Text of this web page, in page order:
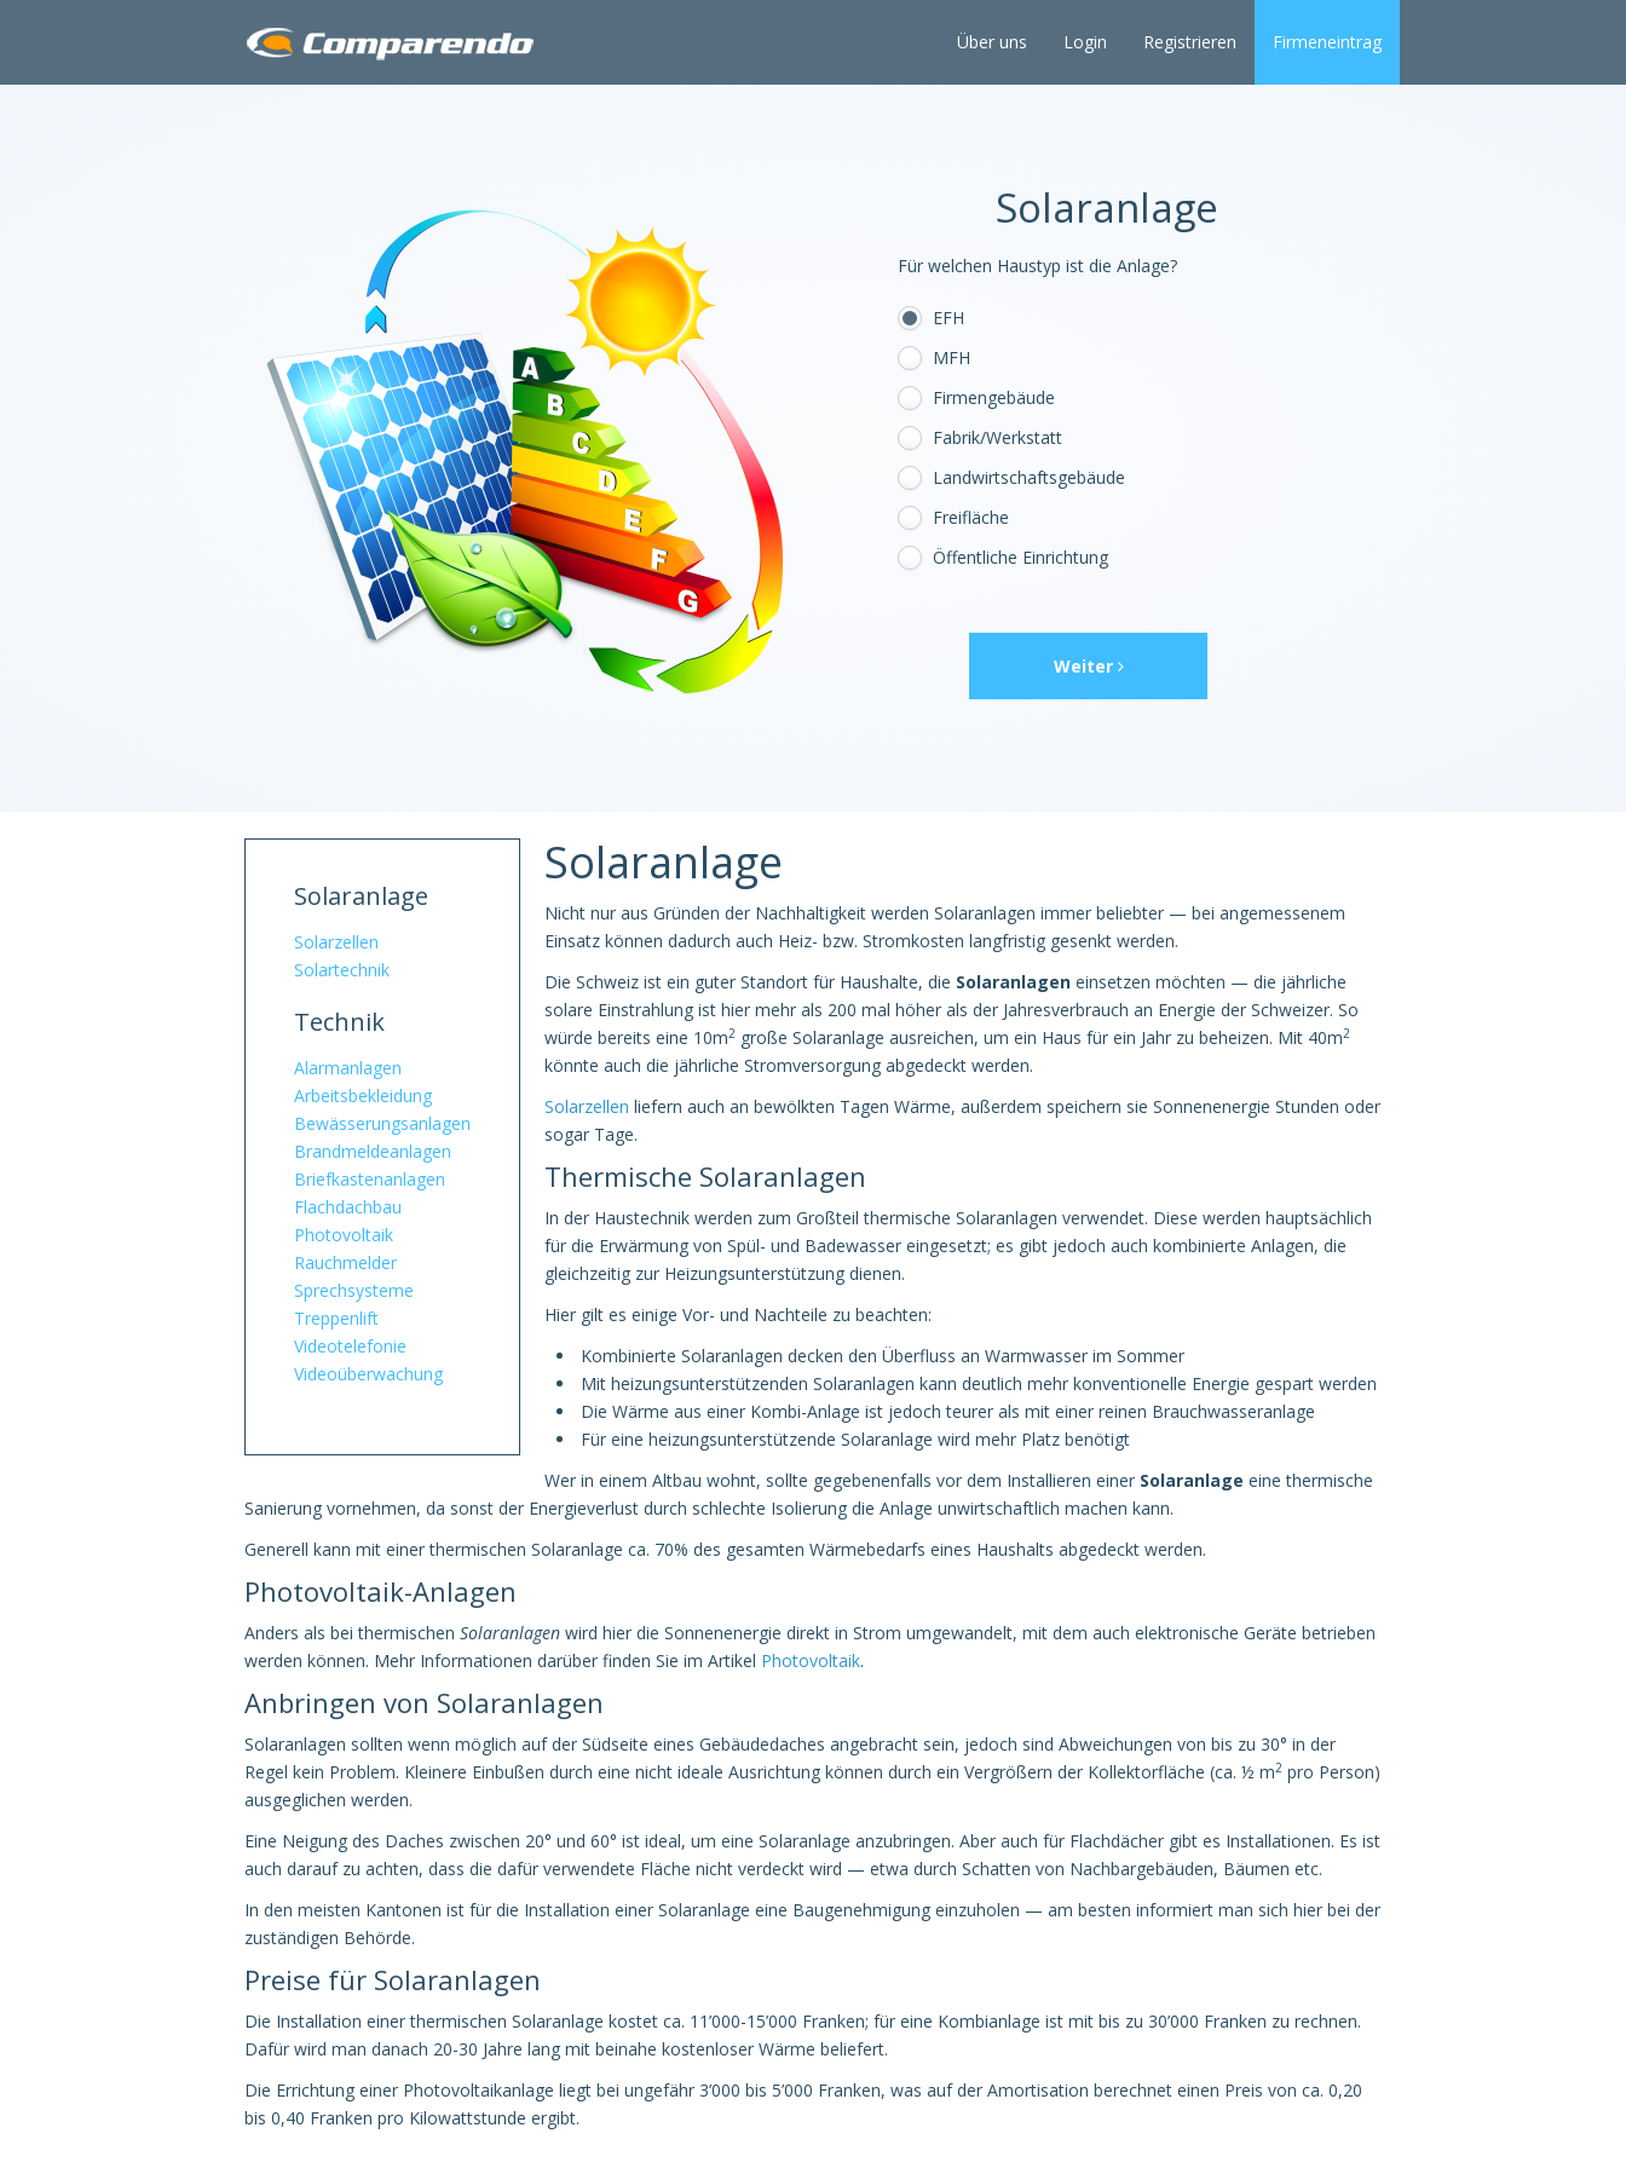
Über uns Login Registrieren Firmeneintrag
Solaranlage
Für welchen Haustyp ist die Anlage?
EFH
MFH
Firmengebäude
Fabrik/Werkstatt
Landwirtschaftsgebäude
Freifläche
Öffentliche Einrichtung
Weiter
Solaranlage
Solarzellen
Solartechnik
Technik
Alarmanlagen
Arbeitsbekleidung
Bewässerungsanlagen
Brandmeldeanlagen
Briefkastenanlagen
Flachdachbau
Photovoltaik
Rauchmelder
Sprechsysteme
Treppenlift
Videotelefonie
Videoüberwachung
Solaranlage
Nicht nur aus Gründen der Nachhaltigkeit werden Solaranlagen immer beliebter — bei angemessenem
Einsatz können dadurch auch Heiz- bzw. Stromkosten langfristig gesenkt werden.
Die Schweiz ist ein guter Standort für Haushalte, die Solaranlagen einsetzen möchten — die jährliche
solare Einstrahlung ist hier mehr als 200 mal höher als der Jahresverbrauch an Energie der Schweizer. So
würde bereits eine 10m2 große Solaranlage ausreichen, um ein Haus für ein Jahr zu beheizen. Mit 40m2
könnte auch die jährliche Stromversorgung abgedeckt werden.
Solarzellen liefern auch an bewölkten Tagen Wärme, außerdem speichern sie Sonnenenergie Stunden oder
sogar Tage.
Thermische Solaranlagen
In der Haustechnik werden zum Großteil thermische Solaranlagen verwendet. Diese werden hauptsächlich
für die Erwärmung von Spül- und Badewasser eingesetzt; es gibt jedoch auch kombinierte Anlagen, die
gleichzeitig zur Heizungsunterstützung dienen.
Hier gilt es einige Vor- und Nachteile zu beachten:
Kombinierte Solaranlagen decken den Überfluss an Warmwasser im Sommer
Mit heizungsunterstützenden Solaranlagen kann deutlich mehr konventionelle Energie gespart werden
Die Wärme aus einer Kombi-Anlage ist jedoch teurer als mit einer reinen Brauchwasseranlage
Für eine heizungsunterstützende Solaranlage wird mehr Platz benötigt
Wer in einem Altbau wohnt, sollte gegebenenfalls vor dem Installieren einer Solaranlage eine thermische
Sanierung vornehmen, da sonst der Energieverlust durch schlechte Isolierung die Anlage unwirtschaftlich machen kann.
Generell kann mit einer thermischen Solaranlage ca. 70% des gesamten Wärmebedarfs eines Haushalts abgedeckt werden.
Photovoltaik-Anlagen
Anders als bei thermischen Solaranlagen wird hier die Sonnenenergie direkt in Strom umgewandelt, mit dem auch elektronische Geräte betrieben
werden können. Mehr Informationen darüber finden Sie im Artikel Photovoltaik.
Anbringen von Solaranlagen
Solaranlagen sollten wenn möglich auf der Südseite eines Gebäudedaches angebracht sein, jedoch sind Abweichungen von bis zu 30° in der
Regel kein Problem. Kleinere Einbußen durch eine nicht ideale Ausrichtung können durch ein Vergrößern der Kollektorfläche (ca. ½ m2 pro Person)
ausgeglichen werden.
Eine Neigung des Daches zwischen 20° und 60° ist ideal, um eine Solaranlage anzubringen. Aber auch für Flachdächer gibt es Installationen. Es ist
auch darauf zu achten, dass die dafür verwendete Fläche nicht verdeckt wird — etwa durch Schatten von Nachbargebäuden, Bäumen etc.
In den meisten Kantonen ist für die Installation einer Solaranlage eine Baugenehmigung einzuholen — am besten informiert man sich hier bei der
zuständigen Behörde.
Preise für Solaranlagen
Die Installation einer thermischen Solaranlage kostet ca. 11’000-15’000 Franken; für eine Kombianlage ist mit bis zu 30’000 Franken zu rechnen.
Dafür wird man danach 20-30 Jahre lang mit beinahe kostenloser Wärme beliefert.
Die Errichtung einer Photovoltaikanlage liegt bei ungefähr 3’000 bis 5’000 Franken, was auf der Amortisation berechnet einen Preis von ca. 0,20
bis 0,40 Franken pro Kilowattstunde ergibt.